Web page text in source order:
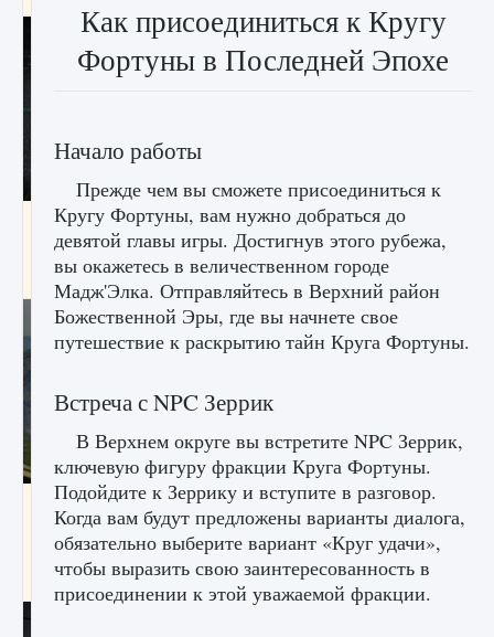
лицензии, лиги, команды и стадионы в EA
FC 25
9 августа 2024 2 395 0 2
Как исправить ошибку Palworld EPalworld
«Идет сохранение мира — Невозможно
начать сохранение данных мира»
9 августа 2024 2 711 0 0
Как присоединиться к Кругу
Фортуны в Последней Эпохе
Начало работы
Прежде чем вы сможете присоединиться к
Кругу Фортуны, вам нужно добраться до
девятой главы игры. Достигнув этого рубежа,
вы окажетесь в величественном городе
Мадж'Элка. Отправляйтесь в Верхний район
Божественной Эры, где вы начнете свое
путешествие к раскрытию тайн Круга Фортуны.
Встреча с NPC Зеррик
В Верхнем округе вы встретите NPC Зеррик,
ключевую фигуру фракции Круга Фортуны.
Подойдите к Зеррику и вступите в разговор.
Когда вам будут предложены варианты диалога,
обязательно выберите вариант «Круг удачи»,
чтобы выразить свою заинтересованность в
присоединении к этой уважаемой фракции.